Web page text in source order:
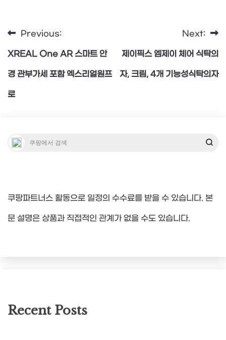
글
탐
색
Previous:
XREAL One AR 스마트 안
경 관부가세 포함 엑스리얼원프
로
Next:
제이픽스 엠제이 체어 식탁의
자, 크림, 4개 기능성식탁의자
쿠팡파트너스 활동으로 일정의 수수료를 받을 수 있습니다. 본
문 설명은 상품과 직접적인 관계가 없을 수도 있습니다.
Recent Posts